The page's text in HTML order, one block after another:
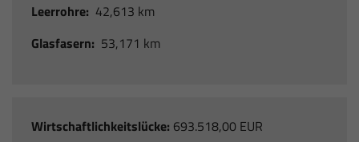
Leerrohre: 42,613 km
Glasfasern: 53,171 km
Wirtschaftlichkeitslücke: 693.518,00 EUR